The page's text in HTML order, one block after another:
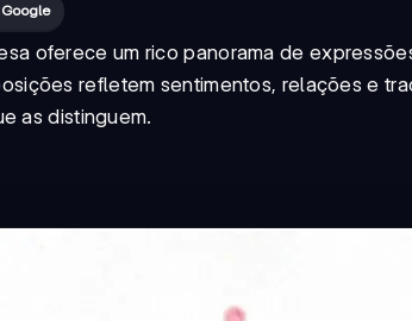
oferece um rico panorama de
refletem sentimentos, relações e
as distinguem.